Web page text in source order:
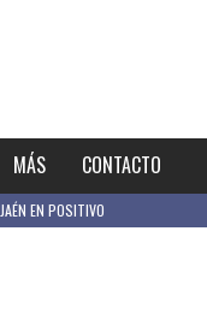
MÁS CONTACTO
JAÉN EN POSITIVO